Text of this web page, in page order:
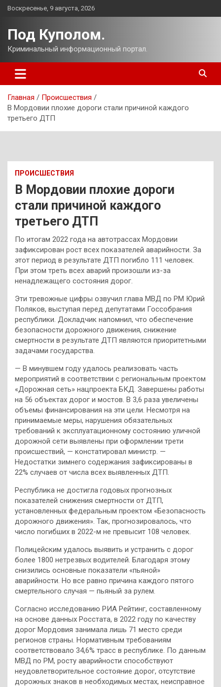
Перейти
Воскресенье, 9 августа, 2026
Под Куполом.
Криминальный информационный портал.
Главная
Происшествия
В Мордовии плохие дороги стали причиной каждого
третьего ДТП
ПРОИСШЕСТВИЯ
В Мордовии плохие дороги
стали причиной каждого
третьего ДТП
По итогам 2022 года на автотрассах Мордовии
зафиксирован рост всех показателей аварийности. За
этот период в результате ДТП погибло 111 человек.
При этом треть всех аварий произошли из-за
ненадлежащего состояния дорог.
Эти тревожные цифры озвучил глава МВД по РМ Юрий
Поляков, выступая перед депутатами Госсобрания
республики. Докладчик напомнил, что обеспечение
безопасности дорожного движения, снижение
смертности в результате ДТП являются приоритетными
задачами государства.
— В минувшем году удалось реализовать часть
мероприятий в соответствии с региональным проектом
«Дорожная сеть» нацпроекта БКД. Завершены работы
на 56 объектах дорог и мостов. В 3,6 раза увеличены
объемы финансирования на эти цели. Несмотря на
принимаемые меры, нарушения обязательных
требований к эксплуатационному состоянию уличной
дорожной сети выявлены при оформлении трети
происшествий, — констатировал министр. —
Недостатки зимнего содержания зафиксированы в
22% случаев от числа всех выявленных ДТП.
Республика не достигла годовых прогнозных
показателей снижения смертности от ДТП,
установленных федеральным проектом «Безопасность
дорожного движения». Так, прогнозировалось, что
число погибших в 2022-м не превысит 108 человек.
Полицейским удалось выявить и устранить с дорог
более 1800 нетрезвых водителей. Благодаря этому
снизились основные показатели «пьяной»
аварийности. Но все равно причина каждого пятого
смертельного случая — пьяный за рулем.
Согласно исследованию РИА Рейтинг, составленному
на основе данных Росстата, в 2022 году по качеству
дорог Мордовия занимала лишь 71 место среди
регионов страны. Нормативным требованиям
соответствовало 34,6% трасс в республике. По данным
МВД по РМ, росту аварийности способствуют
неудовлетворительное состояние дорог, отсутствие
дорожных знаков в необходимых местах, неисправное